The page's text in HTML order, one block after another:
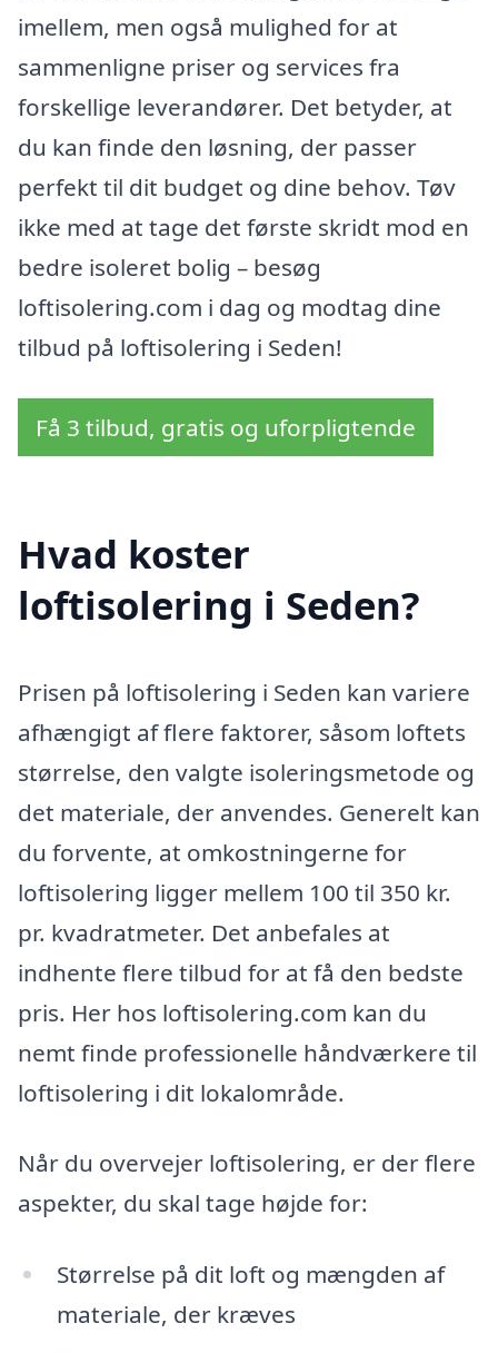
imellem, men også mulighed for at
sammenligne priser og services fra
forskellige leverandører. Det betyder, at
du kan finde den løsning, der passer
perfekt til dit budget og dine behov. Tøv
ikke med at tage det første skridt mod en
bedre isoleret bolig – besøg
loftisolering.com i dag og modtag dine
tilbud på loftisolering i Seden!
Få 3 tilbud, gratis og uforpligtende
Hvad koster
loftisolering i Seden?
Prisen på loftisolering i Seden kan variere
afhængigt af flere faktorer, såsom loftets
størrelse, den valgte isoleringsmetode og
det materiale, der anvendes. Generelt kan
du forvente, at omkostningerne for
loftisolering ligger mellem 100 til 350 kr.
pr. kvadratmeter. Det anbefales at
indhente flere tilbud for at få den bedste
pris. Her hos loftisolering.com kan du
nemt finde professionelle håndværkere til
loftisolering i dit lokalområde.
Når du overvejer loftisolering, er der flere
aspekter, du skal tage højde for:
Størrelse på dit loft og mængden af
materiale, der kræves